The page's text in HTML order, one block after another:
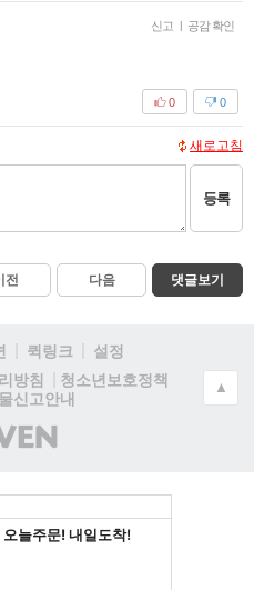
신고 | 공감 확인
0
0
새로고침
등록
전 다음 댓글보기
퀵링크
설정
방침
청소년보호정책
신고안내
(주)
인
▲